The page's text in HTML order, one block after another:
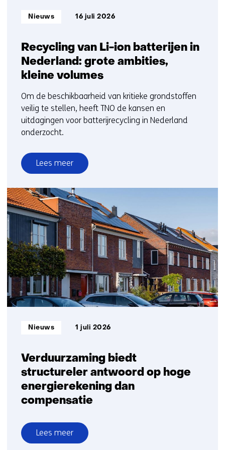
Recycling van Li-ion batterijen in
Nederland: grote ambities,
kleine volumes
Informatietype:
Nieuws 16 juli 2026
Om de beschikbaarheid van kritieke grondstoffen
veilig te stellen, heeft TNO de kansen en
uitdagingen voor batterijrecycling in Nederland
onderzocht.
Lees meer
over
Recycling
van
Li-
ion
batterijen
in
Nederland:
grote
ambities,
kleine
volumes
Verduurzaming biedt
structureler antwoord op hoge
energierekening dan
compensatie
Informatietype:
Nieuws 1 juli 2026
Lees meer
over